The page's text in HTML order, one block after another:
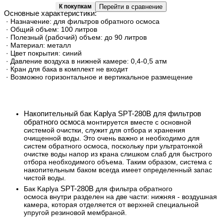
Основные характеристики:
· Назначение: для фильтров обратного осмоса
· Общий объем: 100 литров
· Полезный (рабочий) объем: до 90 литров
· Материал: металл
· Цвет покрытия: синий
· Давление воздуха в нижней камере: 0,4-0,5 атм
· Кран для бака в комплект не входит
· Возможно горизонтальное и вертикальное размещение
Накопительный бак Kaplya SPT-280B для фильтров
обратного осмоса монтируется вместе с основной
системой очистки, служит для отбора и хранения
очищенной воды. Это очень важно и необходимо для
систем обратного осмоса, поскольку при ультратонкой
очистке воды напор из крана слишком слаб для быстрого
отбора необходимого объема. Таким образом, система с
накопительным баком всегда имеет определенный запас
чистой воды.
Бак Kaplya SPT-280B для фильтра обратного
осмоса внутри разделен на две части: нижняя - воздушная
камера, которая отделяется от верхней специальной
упругой резиновой мембраной.
К покупкам Перейти в сравнение